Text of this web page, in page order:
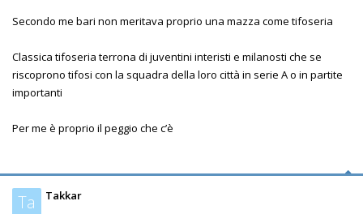
Secondo me bari non meritava proprio una mazza come tifoseria
Classica tifoseria terrona di juventini interisti e milanosti che se
riscoprono tifosi con la squadra della loro città in serie A o in partite
importanti
Per me è proprio il peggio che c’è
Ta Takkar